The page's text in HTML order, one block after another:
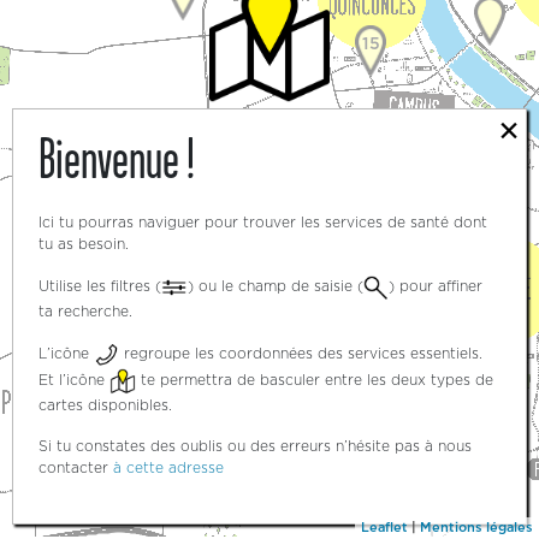
15
3
×
Bienvenue !
Ici tu pourras naviguer pour trouver les services de santé dont
tu as besoin.
Utilise les filtres ( ) ou le champ de saisie (
) pour affiner
ta recherche.
L’icône
regroupe les coordonnées des services essentiels.
Et l’icône
te permettra de basculer entre les deux types de
cartes disponibles.
Si tu constates des oublis ou des erreurs n’hésite pas à nous
contacter à cette adresse
Leaflet|Mentions légales